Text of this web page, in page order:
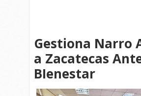
Gestiona Narro
a Zacatecas
BIenestar